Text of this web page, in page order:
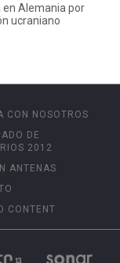
Alemania por
ucraniano
CON NOSOTROS
DE
2012
ANTENAS
CONTENT